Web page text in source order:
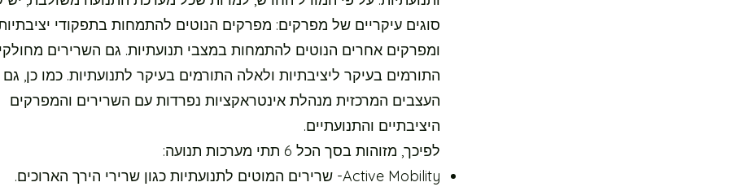
סוגים עיקריים של מפרקים: מפרקים הנוטים להתמחות בתפקודי
ומפרקים אחרים הנוטים להתמחות במצבי תנועתיות. גם השרירים
התורמים בעיקר ליציבתיות ולאלה התורמים בעיקר לתנועתיות. כמו כן,
העצבים המרכזית מנהלת אינטראקציות נפרדות עם השרירים והמפרקים
היציבתיים והתנועתיים.
לפיכך, מזוהות בסך הכל 6 תתי מערכות תנועה:
Active Mobility- שרירים המוטים לתנועתיות כגון שרירי הירך הארוכים.